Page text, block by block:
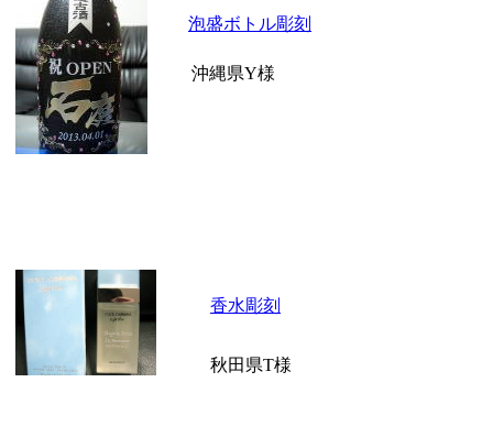
香水彫刻
泡盛ボトル彫刻
沖縄県Y様
秋田県T様